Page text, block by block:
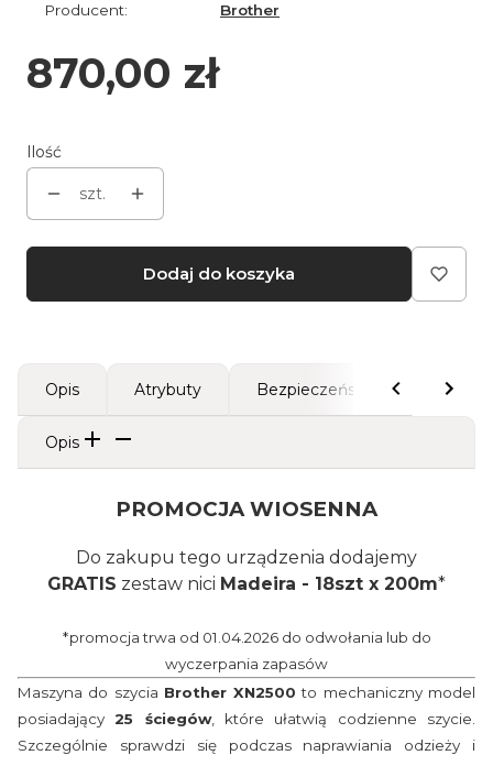
Producent:
Brother
Cena
870,00 zł
Ilość
szt.
Dodaj do koszyka
Opis Atrybuty Bezpieczeństwo
Opis
PROMOCJA WIOSENNA
Do zakupu tego urządzenia dodajemy
GRATIS zestaw nici Madeira - 18szt x 200m*
*promocja trwa od 01.04.2026 do odwołania lub do
wyczerpania zapasów
Maszyna do szycia Brother XN2500 to mechaniczny model
posiadający25 ściegów, które ułatwią codzienne szycie.
Szczególnie sprawdzi się podczas naprawiania odzieży i